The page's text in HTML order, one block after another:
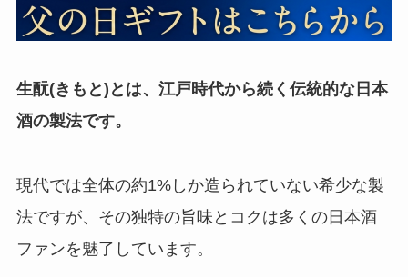
生酛(きもと)とは、江戸時代から続く伝統的な日本
酒の製法です。
現代では全体の約1%しか造られていない希少な製
法ですが、その独特の旨味とコクは多くの日本酒
ファンを魅了しています。